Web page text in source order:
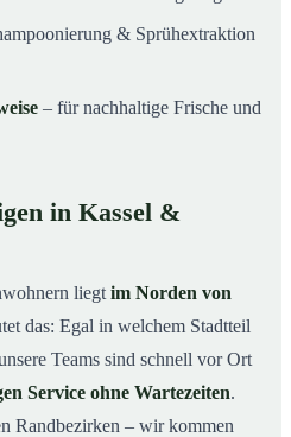
& Sprühextraktion
– für nachhaltige Frische und
in Kassel &
liegt im Norden von
das: Egal in welchem Stadtteil
Teams sind schnell vor Ort
Service ohne Wartezeiten.
Randbezirken – wir kommen